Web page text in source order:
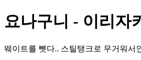
요나구니 - 이리자
웨이트를 뺏다.. 스틸탱크로 무거워서